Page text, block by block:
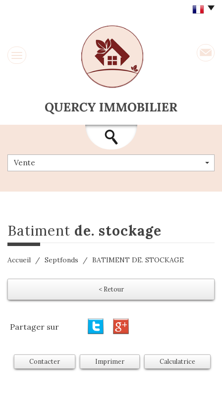
Vente
batiment de. stockage
Accueil Septfonds BATIMENT DE. STOCKAGE
< Retour
Partager sur
Contacter Imprimer Calculatrice